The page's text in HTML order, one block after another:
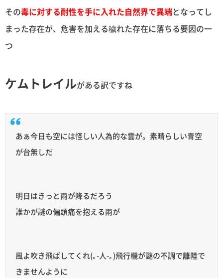
その毒に対する耐性を手に入れた自然界で異端となってし
まった存在が、危害を加える穢れた存在に落ちる要因の一
つ
ケムトレイルがある訳ですね
あぁ今日も空には怪しい人為的な雲が。素晴らしい青空
が台無しだ
明日はきっと雨が降るだろう
誰かが謎の偏頭痛を抱える雨が
風よ吹き飛ばしてくれ(｡-人-｡)飛行機が謎の不調で離陸で
きませんように